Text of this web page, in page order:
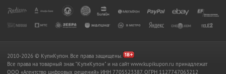
2010-2026 © КупиКупон. Все права защищены.
Все права на товарный знак "КупиКупон" и на сайт www.kupikupon.ru принадлежат
OOO «Агентство цифровых решений» ИНН 7705523387, ОГРН 1127747063212